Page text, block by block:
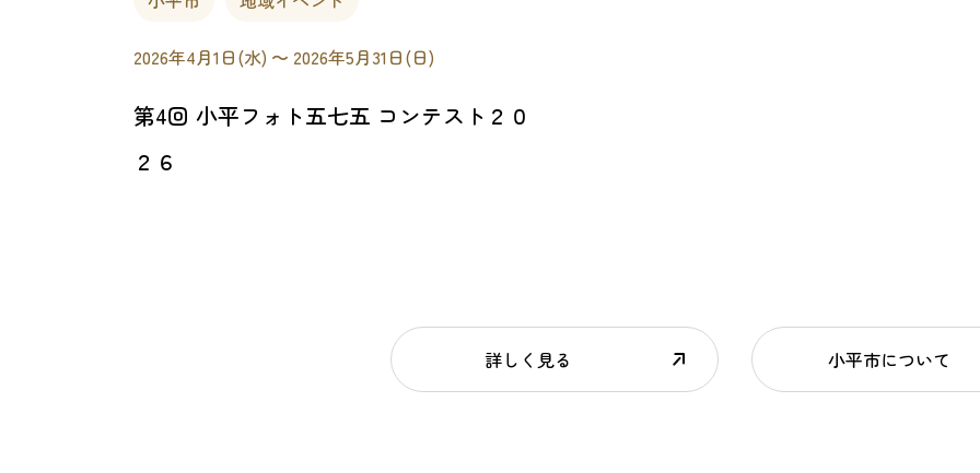
2026年4月1日(水) 〜 2026年5月31日(日)
第4回 小平フォト五七五 コンテスト２０
２６
詳しく見る 小平市について